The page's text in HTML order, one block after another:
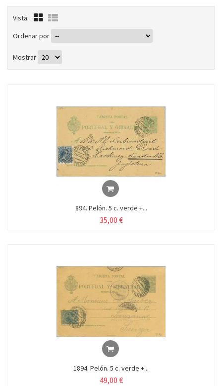
Vista:
Ordenar por
Mostrar
894. Pelón. 5 c. verde +...
35,00 €
1894. Pelón. 5 c. verde +...
49,00 €